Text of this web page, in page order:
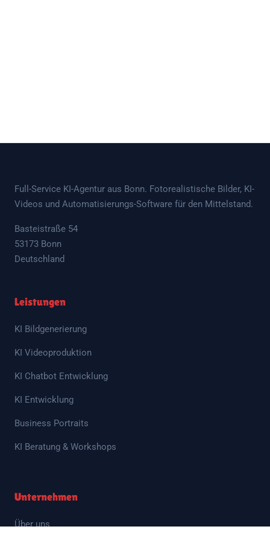
Full-Service KI-Agentur aus Bonn. Fotorealistische Bilder, KI-
Videos und Automatisierungs-Software für den Mittelstand.
Basteistraße 54
53173 Bonn
Deutschland
Leistungen
KI Bildgenerierung
KI Videoproduktion
KI Chatbot Entwicklung
KI Entwicklung
Business Portraits
KI Beratung & Workshops
Unternehmen
Über uns